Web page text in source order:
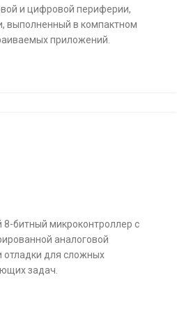
и цифровой периферии,
выполненный в компактном
приложений.
битный микроконтроллер с
аналоговой
отладки для сложных
задач.